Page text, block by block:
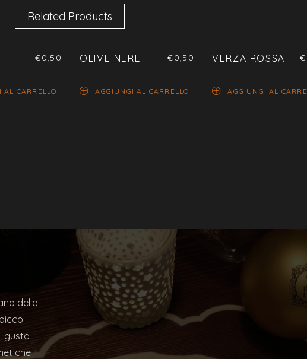
Related Products
€0,50
AL CARRELLO
OLIVE NERE €0,50
AGGIUNGI AL CARRELLO
VERZA ROSSA €
AGGIUNGI AL
delle
gusto
che